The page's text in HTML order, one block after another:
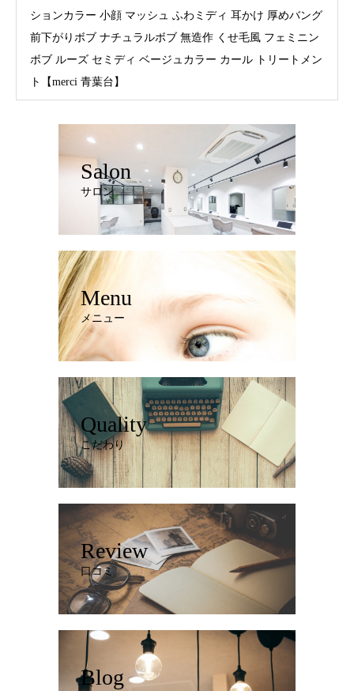
ションカラー 小顔 マッシュ ふわミディ 耳かけ 厚めバング
前下がりボブ ナチュラルボブ 無造作 くせ毛風 フェミニン
ボブ ルーズ セミディ ベージュカラー カール トリートメン
ト【merci 青葉台】
Salon
サロン
Menu
メニュー
Quality
こだわり
Review
口コミ
Blog